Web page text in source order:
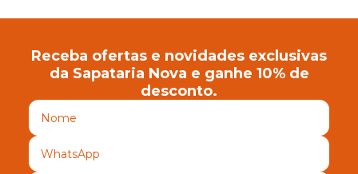
Receba ofertas e novidades exclusivas
da Sapataria Nova e ganhe 10% de
desconto.